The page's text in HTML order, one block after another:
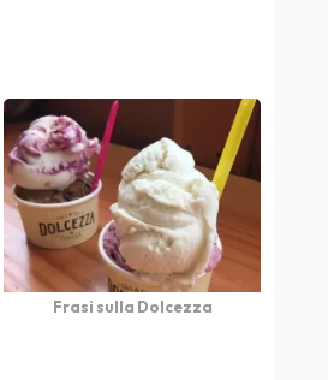
Frasi sulla Dolcezza